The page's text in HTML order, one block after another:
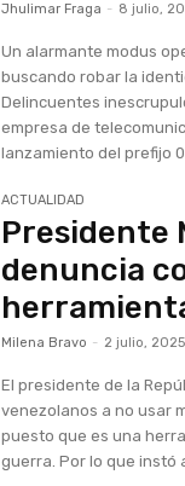
Jhulimar Fraga - 8 julio,
Un alarmante modus
buscando robar la
Delincuentes
empresa de
lanzamiento del prefijo
ACTUALIDAD
Presidente
denuncia
Milena Bravo - 2 julio, 2025
El presidente de la
venezolanos a no usar
puesto que es una
guerra. Por lo que instó